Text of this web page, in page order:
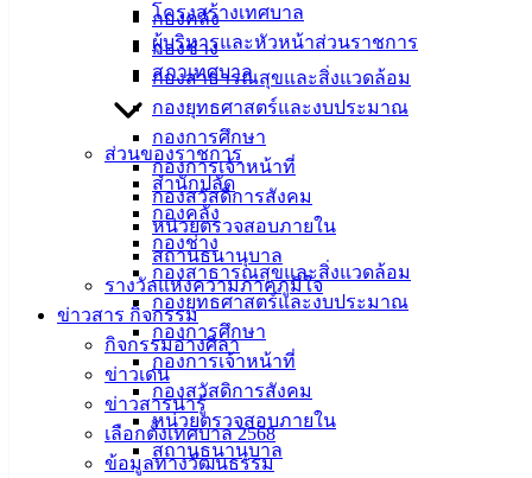
กองคลัง
กองช่าง
กองสาธารณสุขและสิ่งแวดล้อม
กองยุทธศาสตร์และงบประมาณ
กองการศึกษา
กองการเจ้าหน้าที่
กองสวัสดิการสังคม
หน่วยตรวจสอบภายใน
สถานธนานุบาล
รางวัลแห่งความภาคภูมิใจ
ข่าวสาร กิจกรรม
กิจกรรมอ่างศิลา
ข่าวเด่น
ข่าวสารน่ารู้
เลือกตั้งเทศบาล 2568
ข้อมูลทางวัฒนธรรม
โครงสร้างเทศบาล
ผู้บริหารและหัวหน้าส่วนราชการ
สภาเทศบาล
ส่วนของราชการ
สำนักปลัด
กองคลัง
กองช่าง
กองสาธารณสุขและสิ่งแวดล้อม
กองยุทธศาสตร์และงบประมาณ
กองการศึกษา
กองการเจ้าหน้าที่
กองสวัสดิการสังคม
หน่วยตรวจสอบภายใน
สถานธนานุบาล
อ.เมือง จ.ชลบุรี
142-100-104
บริการ
ประชาชน